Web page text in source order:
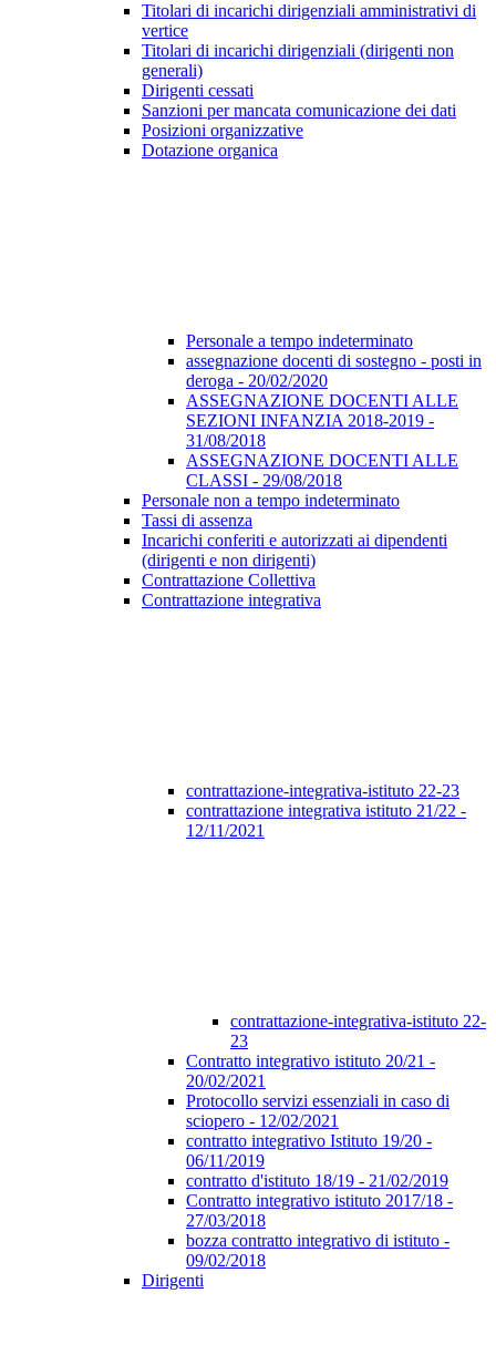
Titolari di incarichi dirigenziali amministrativi di
vertice
Titolari di incarichi dirigenziali (dirigenti non
generali)
Dirigenti cessati
Sanzioni per mancata comunicazione dei dati
Posizioni organizzative
Dotazione organica
Personale a tempo indeterminato
assegnazione docenti di sostegno - posti in
deroga - 20/02/2020
ASSEGNAZIONE DOCENTI ALLE
SEZIONI INFANZIA 2018-2019 -
31/08/2018
ASSEGNAZIONE DOCENTI ALLE
CLASSI - 29/08/2018
Personale non a tempo indeterminato
Tassi di assenza
Incarichi conferiti e autorizzati ai dipendenti
(dirigenti e non dirigenti)
Contrattazione Collettiva
Contrattazione integrativa
contrattazione-integrativa-istituto 22-23
contrattazione integrativa istituto 21/22 -
12/11/2021
contrattazione-integrativa-istituto 22-
23
Contratto integrativo istituto 20/21 -
20/02/2021
Protocollo servizi essenziali in caso di
sciopero - 12/02/2021
contratto integrativo Istituto 19/20 -
06/11/2019
contratto d'istituto 18/19 - 21/02/2019
Contratto integrativo istituto 2017/18 -
27/03/2018
bozza contratto integrativo di istituto -
09/02/2018
Dirigenti